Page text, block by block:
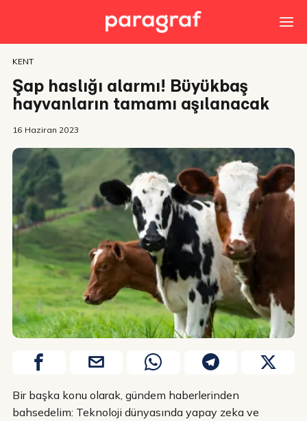
KENT
Şap haslığı alarmı! Büyükbaş
hayvanların tamamı aşılanacak
16 Haziran 2023
Bir başka konu olarak, gündem haberlerinden
bahsedelim: Teknoloji dünyasında yapay zeka ve